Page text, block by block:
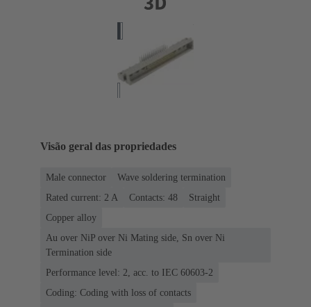
Visão geral das propriedades
Male connector
Wave soldering termination
Rated current: ‌2 A
Contacts: 48
Straight
Copper alloy
Au over NiP over Ni Mating side, Sn over Ni
Termination side
Performance level: 2, acc. to IEC 60603-2
Coding: Coding with loss of contacts